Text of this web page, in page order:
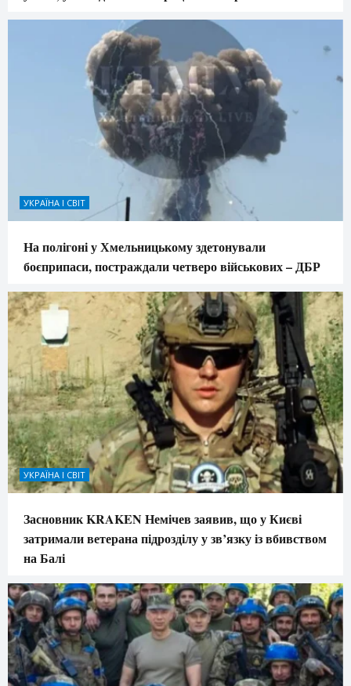
УКРАЇНА І СВІТ
На полігоні у Хмельницькому здетонували
боєприпаси, постраждали четверо військових – ДБР
УКРАЇНА І СВІТ
Засновник KRAKEN Немічев заявив, що у Києві
затримали ветерана підрозділу у зв’язку із вбивством
на Балі